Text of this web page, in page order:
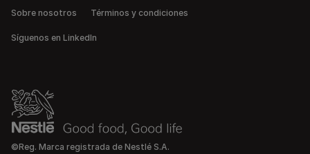
©Reg. Marca registrada de Nestlé S.A.
Sobre nosotros Términos y condiciones
Síguenos en LinkedIn